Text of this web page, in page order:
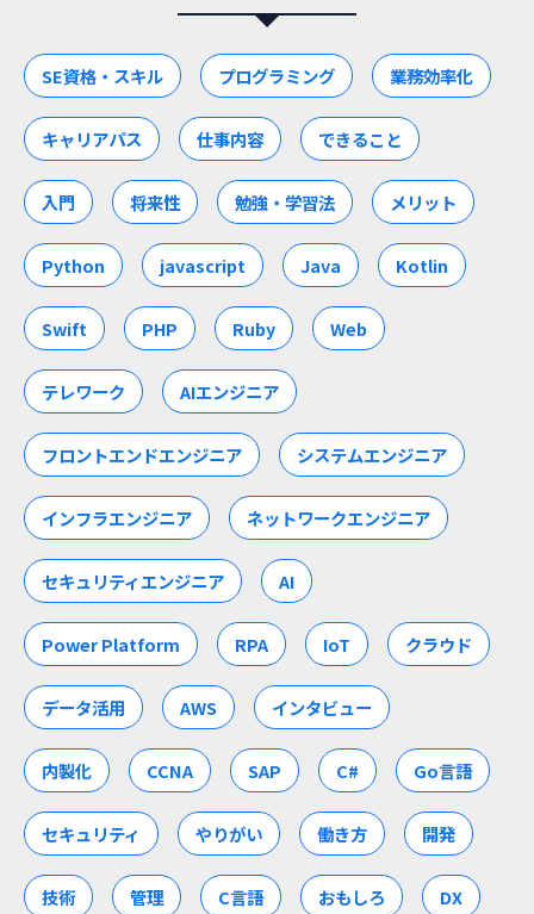
SE資格・スキル プログラミング 業務効率化
キャリアパス 仕事内容 できること
入門 将来性 勉強・学習法 メリット
Python javascript Java Kotlin
Swift PHP Ruby Web
テレワーク AIエンジニア
フロントエンドエンジニア システムエンジニア
インフラエンジニア ネットワークエンジニア
セキュリティエンジニア AI
Power Platform RPA IoT クラウド
データ活用 AWS インタビュー
内製化 CCNA SAP C# Go言語
セキュリティ やりがい 働き方 開発
技術 管理 C言語 おもしろ DX